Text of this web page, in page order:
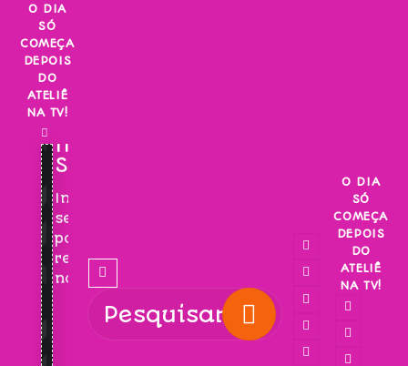
Skip
content
O DIA
SÓ
COMEÇA
DEPOIS
DO
ATELIÊ
NA TV!
INSCREVA-
SE!
Inscreva-
se
para
receber
novidades!
O DIA
SÓ
COMEÇA
DEPOIS
DO
ATELIÊ
NA TV!